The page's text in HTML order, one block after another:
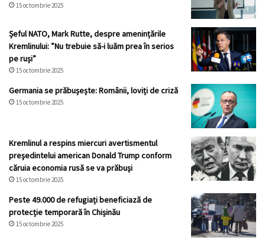
15 octombrie 2025
Șeful NATO, Mark Rutte, despre amenințările
Kremlinului: ”Nu trebuie să-i luăm prea în serios
pe ruși”
15 octombrie 2025
Germania se prăbușește: Românii, loviți de criză
15 octombrie 2025
Kremlinul a respins miercuri avertismentul
preşedintelui american Donald Trump conform
căruia economia rusă se va prăbuşi
15 octombrie 2025
Peste 49.000 de refugiați beneficiază de
protecție temporară în Chișinău
15 octombrie 2025